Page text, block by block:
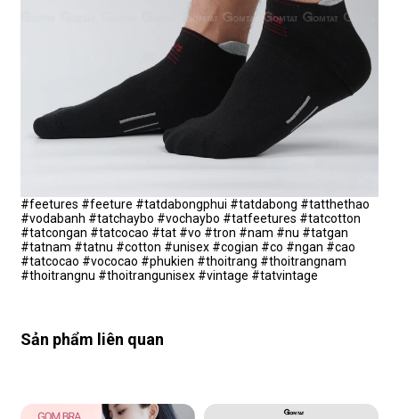
#feetures #feeture #tatdabongphui #tatdabong #tatthethao
#vodabanh #tatchaybo #vochaybo #tatfeetures #tatcotton
#tatcongan #tatcocao #tat #vo #tron #nam #nu #tatgan
#tatnam #tatnu #cotton #unisex #cogian #co #ngan #cao
#tatcocao #vococao #phukien #thoitrang #thoitrangnam
#thoitrangnu #thoitrangunisex #vintage #tatvintage
Sản phẩm liên quan